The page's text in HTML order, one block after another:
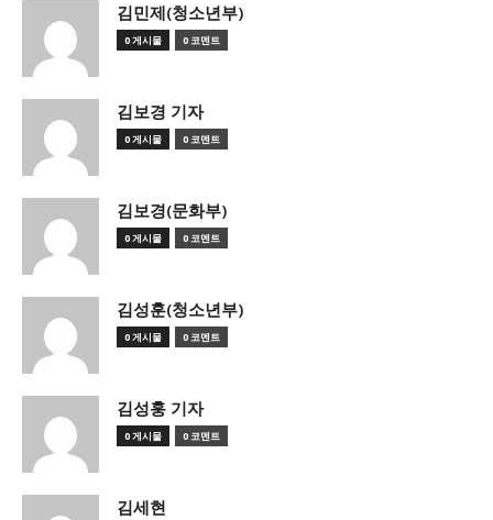
김민제(청소년부)
0 게시물 0 코멘트
김보경 기자
0 게시물 0 코멘트
김보경(문화부)
0 게시물 0 코멘트
김성훈(청소년부)
0 게시물 0 코멘트
김성훙 기자
0 게시물 0 코멘트
김세현